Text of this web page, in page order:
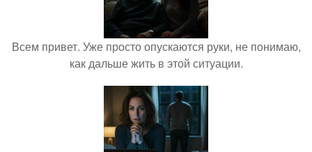
Всем привет. Уже просто опускаются руки, не понимаю,
как дальше жить в этой ситуации.